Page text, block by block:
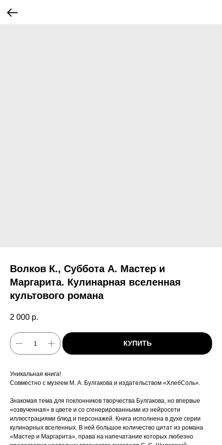
Волков К., Суббота А. Мастер и
Маргарита. Кулинарная вселенная
культового романа
2 000 р.
КУПИТЬ
Уникальная книга!
Совместно с музеем М. А. Булгакова и издательством «ХлебСоль».
Знакомая тема для поклонников творчества Булгакова, но впервые
«озвученная» в цвете и со сгенерированными из нейросети
иллюстрациями блюд и персонажей. Книга исполнена в духе серии
кулинарных вселенных. В ней большое количество цитат из романа
«Мастер и Маргарита», права на напечатание которых любезно